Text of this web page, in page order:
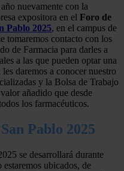
nuevamente con la
expositora en el Foro de
Pablo 2025, en el campus de
tomaremos contacto con los
de Farmacia para darles a
a las que pueden optar una
daremos a conocer nuestro
y la Bolsa de Trabajo
añadido que desde
los farmacéuticos.
Pablo 2025
se desarrollará durante
ubicados, de